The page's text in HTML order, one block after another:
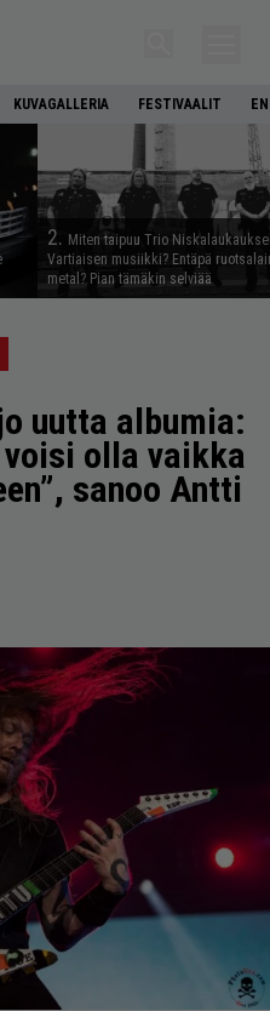
KUVAGALLERIA FESTIVAALIT
2. Miten taipuu Trio
Vartiaisen musiikki? Entäpä
metal? Pian tämäkin selviää
uutta albumia:
voisi olla vaikka
sanoo Antti